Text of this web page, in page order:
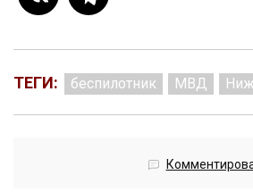
ТЕГИ: беспилотник МВД